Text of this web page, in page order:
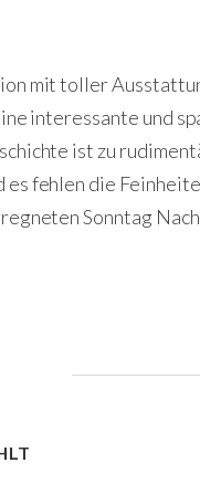
mit toller
interessante und
ist zu
es fehlen die
Sonntag